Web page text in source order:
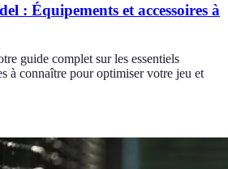
: Équipements et accessoires à
guide complet sur les essentiels
à connaître pour optimiser votre jeu et